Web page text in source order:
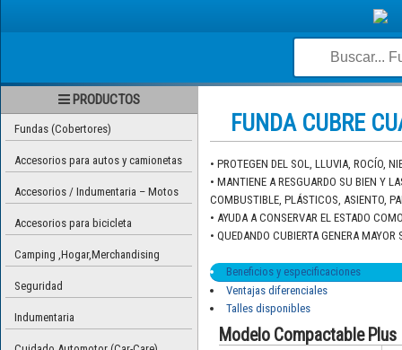
PRODUCTOS
Fundas (Cobertores)
Accesorios para autos y camionetas
Accesorios / Indumentaria – Motos
Accesorios para bicicleta
Camping ,Hogar,Merchandising
Seguridad
Indumentaria
FUNDA CUBRE
• PROTEGEN DEL SOL, LLUVIA, ROCÍO,
• MANTIENE A RESGUARDO SU BIEN Y
COMBUSTIBLE, PLÁSTICOS, ASIENTO,
• AYUDA A CONSERVAR EL ESTADO
• QUEDANDO CUBIERTA GENERA
Beneficios y especificaciones
Ventajas diferenciales
Talles disponibles
Modelo Compactable Plus